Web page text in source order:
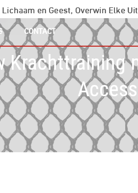
en Geest, Overwin Elke
CONTACT
Krachttraining